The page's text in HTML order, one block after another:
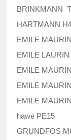
BRINKMANN
HARTMANN
EMILE
EMILE
EMILE
EMILE
EMILE
hawe PE15
GRUNDFOS